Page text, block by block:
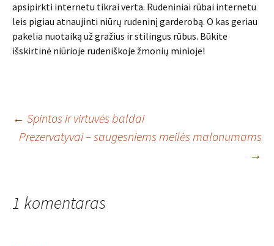
apsipirkti internetu tikrai verta. Rudeniniai rūbai internetu
leis pigiau atnaujinti niūrų rudeninį garderobą. O kas geriau
pakelia nuotaiką už gražius ir stilingus rūbus. Būkite
išskirtinė niūrioje rudeniškoje žmonių minioje!
Įrašo
← Spintos ir virtuvės baldai
Prezervatyvai – saugesniems meilės malonumams
→
1 komentaras